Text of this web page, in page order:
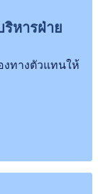
หารฝ่าย
ทางตัวแทนให้